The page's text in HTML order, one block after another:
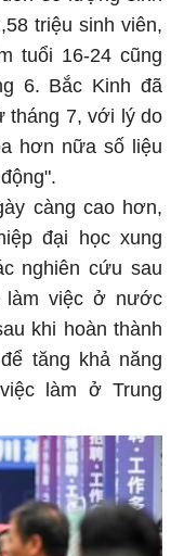
triệu sinh viên,
tuổi 16-24 cũng
6. Bắc Kinh đã
tháng 7, với lý do
hơn nữa số liệu
càng cao hơn,
đại học xung
nghiên cứu sau
làm việc ở nước
khi hoàn thành
tăng khả năng
làm ở Trung